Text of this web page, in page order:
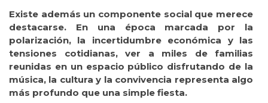
Existe además un componente social que merece
destacarse. En una época marcada por la
polarización, la incertidumbre económica y las
tensiones cotidianas, ver a miles de familias
reunidas en un espacio público disfrutando de la
música, la cultura y la convivencia representa algo
más profundo que una simple fiesta.